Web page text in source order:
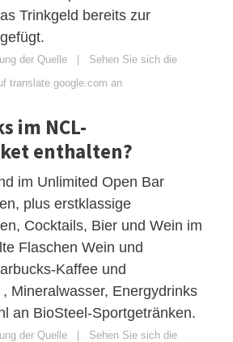
Trinkgeld bereits zur
der Quelle | Sehen Sie sich die
translate.google.com an
im NCL-
enthalten?
im Unlimited Open Bar
plus erstklassige
Cocktails, Bier und Wein im
Flaschen Wein und
Kaffee und
Mineralwasser, Energydrinks
an BioSteel-Sportgetränken.
der Quelle | Sehen Sie sich die